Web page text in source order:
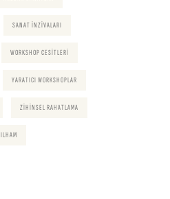
SANAT INZIVALARI
WORKSHOP CESITLERI
YARATICI WORKSHOPLAR
ZIHINSEL RAHATLAMA
ILHAM